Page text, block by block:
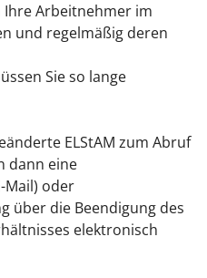
Ihre Arbeitnehmer im
und regelmäßig deren
Sie so lange
ELStAM zum Abruf
dann eine
Mail) oder
über die Beendigung des
elektronisch